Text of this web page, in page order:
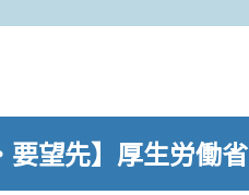
要望先】厚生労働省